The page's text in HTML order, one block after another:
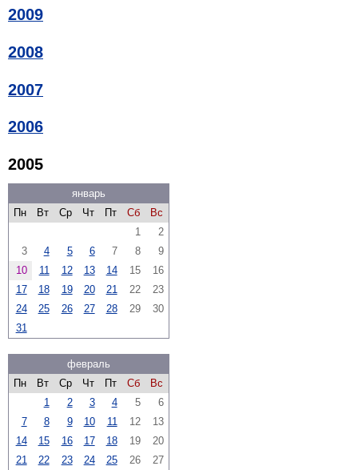
2009
2008
2007
2006
2005
январь
Пн
Вт Ср Чт Пт Сб
Вс
1
2
3
4 5 6 7 8
9
10
11 12 13 14 15
16
17
18 19 20 21 22
23
24
25 26 27 28 29
30
31
февраль
Пн
Вт Ср Чт Пт Сб
Вс
1
2 3 4 5
6
7
8 9 10 11 12
13
14
15 16 17 18 19
20
21
22 23 24 25 26 27